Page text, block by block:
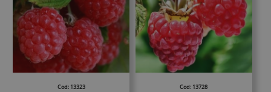
Cod: 13323 Cod: 13728